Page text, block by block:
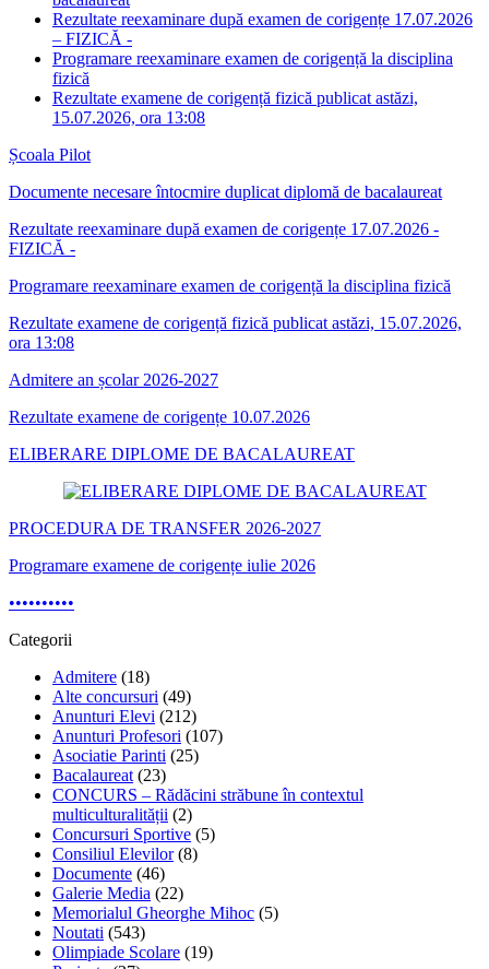
Rezultate reexaminare după examen de corigențe 17.07.2026
– FIZICĂ -
Programare reexaminare examen de corigență la disciplina
fizică
Rezultate examene de corigență fizică publicat astăzi,
15.07.2026, ora 13:08
Școala Pilot
Documente necesare întocmire duplicat diplomă de bacalaureat
Rezultate reexaminare după examen de corigențe 17.07.2026 -
FIZICĂ -
Programare reexaminare examen de corigență la disciplina fizică
Rezultate examene de corigență fizică publicat astăzi, 15.07.2026,
ora 13:08
Admitere an școlar 2026-2027
Rezultate examene de corigențe 10.07.2026
ELIBERARE DIPLOME DE BACALAUREAT
PROCEDURA DE TRANSFER 2026-2027
Programare examene de corigențe iulie 2026
••••••••••
Categorii
Admitere (18)
Alte concursuri (49)
Anunturi Elevi (212)
Anunturi Profesori (107)
Asociatie Parinti (25)
Bacalaureat (23)
CONCURS – Rădăcini străbune în contextul
multiculturalității (2)
Concursuri Sportive (5)
Consiliul Elevilor(8)
Documente (46)
Galerie Media (22)
Memorialul Gheorghe Mihoc (5)
Noutati (543)
Olimpiade Scolare (19)